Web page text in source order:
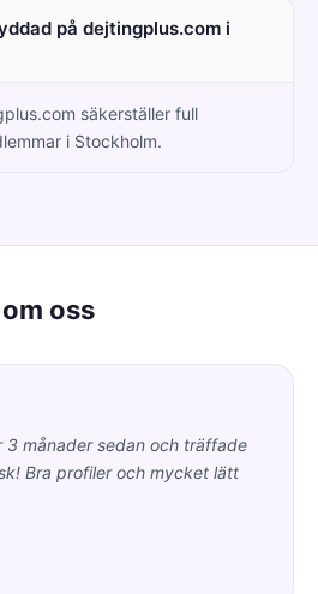
på dejtingplus.com i
säkerställer full
i Stockholm.
oss
3 månader sedan och träffade
Bra profiler och mycket lätt